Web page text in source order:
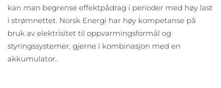
kan man begrense effektpådrag i perioder med høy last
i strømnettet. Norsk Energi har høy kompetanse på
bruk av elektrisitet til oppvarmingsformål og
styringssystemer, gjerne i kombinasjon med en
akkumulator.